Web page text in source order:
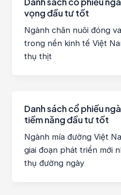
vọng đầu tư tốt
Ngành chăn nuôi đóng
trong nền kinh tế Việt
thụ thịt
Danh sách cổ phiếu
tiềm năng đầu tư tốt
Ngành mía đường Việt
giai đoạn phát triển mới
thụ đường ngày